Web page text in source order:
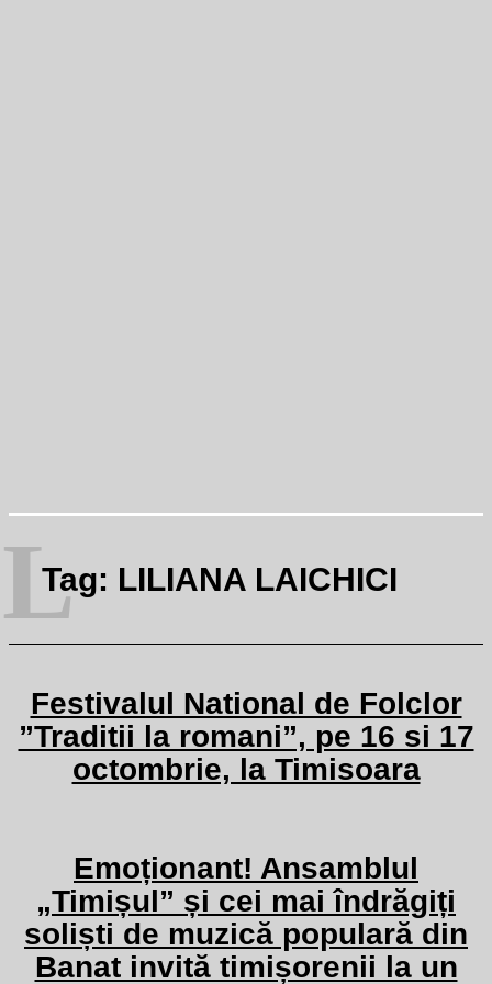
Tag: LILIANA LAICHICI
L
Festivalul National de Folclor
”Traditii la romani”, pe 16 si 17
octombrie, la Timisoara
Emoționant! Ansamblul
„Timișul” și cei mai îndrăgiți
soliști de muzică populară din
Banat invită timișorenii la un